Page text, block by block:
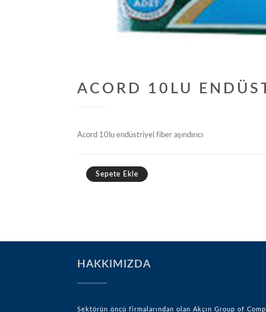
ACORD 10LU
Acord 10lu endüstriyel fiber aşındırıcı
Sepete Ekle
HAKKIMIZDA
Sektörün öncü firmalarından olan Akçın Group of